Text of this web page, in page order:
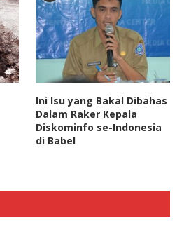
Ini Isu yang Bakal Dibahas
Dalam Raker Kepala
Diskominfo se-Indonesia
di Babel